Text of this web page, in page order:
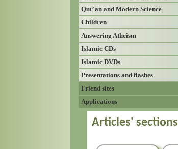
Qur'an and Modern Science
Children
Answering Atheism
Islamic CDs
Islamic DVDs
Presentations and flashes
Friend sites
Applications
Articles' sections